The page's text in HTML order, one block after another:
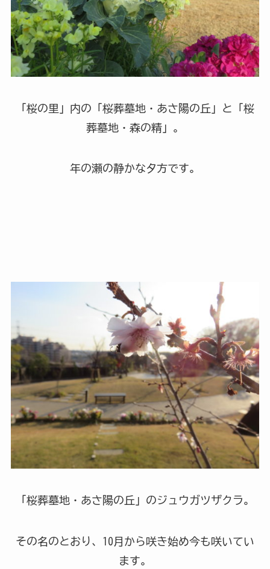
「桜の里」内の「桜葬墓地・あさ陽の丘」と「桜
葬墓地・森の精」。
年の瀬の静かな夕方です。
「桜葬墓地・あさ陽の丘」のジュウガツザクラ。
その名のとおり、10月から咲き始め今も咲いてい
ます。